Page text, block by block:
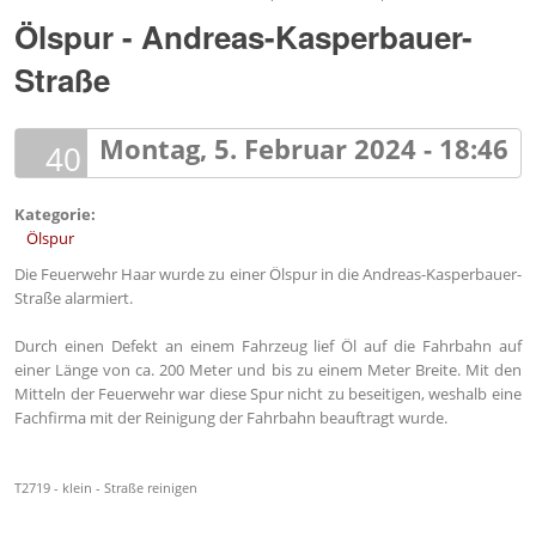
Ölspur - Andreas-Kasperbauer-
Straße
40 Montag, 5. Februar 2024 - 18:46
Kategorie:
Ölspur
Die Feuerwehr Haar wurde zu einer Ölspur in die Andreas-Kasperbauer-
Straße alarmiert.
Durch einen Defekt an einem Fahrzeug lief Öl auf die Fahrbahn auf
einer Länge von ca. 200 Meter und bis zu einem Meter Breite. Mit den
Mitteln der Feuerwehr war diese Spur nicht zu beseitigen, weshalb eine
Fachfirma mit der Reinigung der Fahrbahn beauftragt wurde.
T2719 - klein - Straße reinigen